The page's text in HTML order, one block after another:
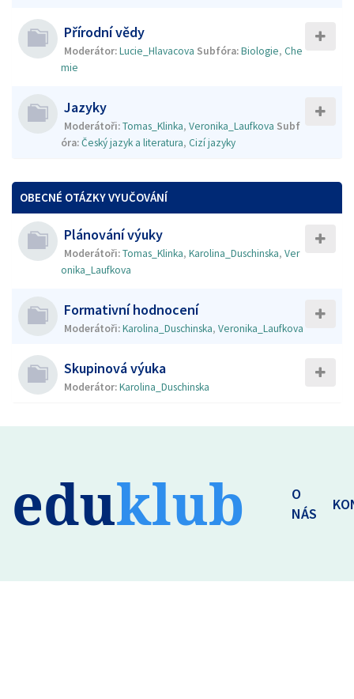
Přírodní vědy
Moderátor:Lucie_Hlavacova Subfóra:Biologie, Che
mie
Jazyky
Moderátoři:Tomas_Klinka, Veronika_Laufkova Subf
óra:Český jazyk a literatura, Cizí jazyky
OBECNÉ OTÁZKY VYUČOVÁNÍ
Plánování výuky
Moderátoři:Tomas_Klinka, Karolina_Duschinska, Ver
onika_Laufkova
Formativní hodnocení
Moderátoři:Karolina_Duschinska, Veronika_Laufkova
Skupinová výuka
Moderátor:Karolina_Duschinska
eduklub
O
NÁS